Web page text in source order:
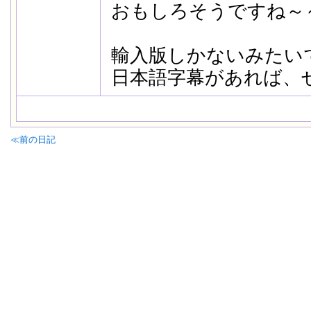
おもしろそうですね～
輸入版しかないみたい
日本語字幕があれば
≪前の日記